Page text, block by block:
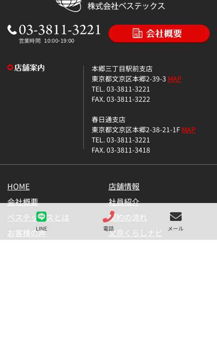
LINE 電話 メール
本郷三丁目駅前支店
東京都文京区本郷2-39-3 MAP
TEL. 03-3811-3221
FAX. 03-3811-3222
春日通支店
東京都文京区本郷2-38-21-1FMAP
TEL. 03-3811-3221
FAX. 03-3811-3418
HOME
店舗情報
会社概要
社員紹介
ベステックスとは
契約の流れ
お客様の声
文京くらしナビ